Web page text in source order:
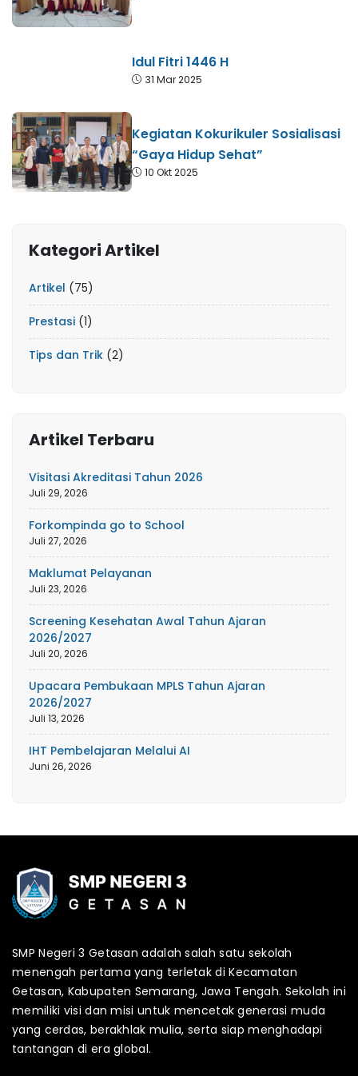
Idul Fitri 1446 H
31 Mar 2025
Kegiatan Kokurikuler Sosialisasi
“Gaya Hidup Sehat”
10 Okt 2025
Kategori Artikel
Artikel (75)
Prestasi (1)
Tips dan Trik (2)
Artikel Terbaru
Visitasi Akreditasi Tahun 2026
Juli 29, 2026
Forkompinda go to School
Juli 27, 2026
Maklumat Pelayanan
Juli 23, 2026
Screening Kesehatan Awal Tahun Ajaran
2026/2027
Juli 20, 2026
Upacara Pembukaan MPLS Tahun Ajaran
2026/2027
Juli 13, 2026
IHT Pembelajaran Melalui AI
Juni 26, 2026
SMP Negeri 3 Getasan adalah salah satu sekolah
menengah pertama yang terletak di Kecamatan
Getasan, Kabupaten Semarang, Jawa Tengah. Sekolah ini
memiliki visi dan misi untuk mencetak generasi muda
yang cerdas, berakhlak mulia, serta siap menghadapi
tantangan di era global.